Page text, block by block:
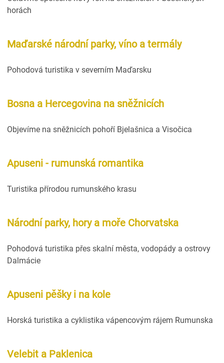
horách
Maďarské národní parky, víno a termály
Pohodová turistika v severním Maďarsku
Bosna a Hercegovina na sněžnicích
Objevíme na sněžnicích pohoří Bjelašnica a Visočica
Apuseni - rumunská romantika
Turistika přírodou rumunského krasu
Národní parky, hory a moře Chorvatska
Pohodová turistika přes skalní města, vodopády a ostrovy
Dalmácie
Apuseni pěšky i na kole
Horská turistika a cyklistika vápencovým rájem Rumunska
Velebit a Paklenica